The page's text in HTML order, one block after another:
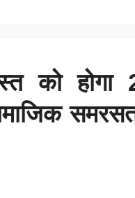
को होगा